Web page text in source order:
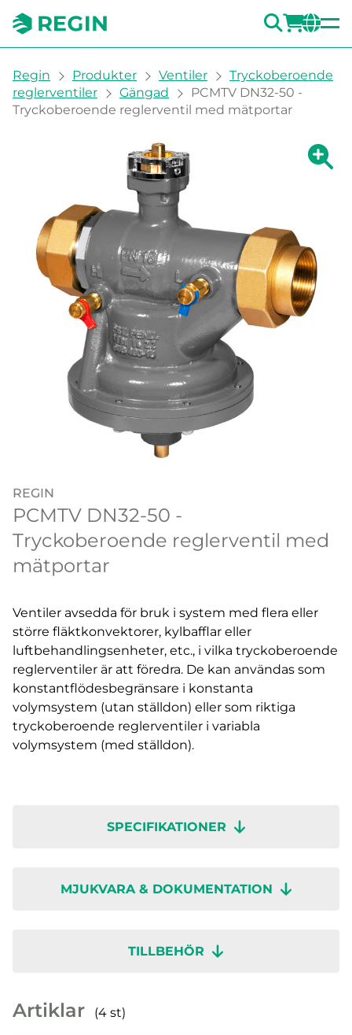
SÖK
You are here:
Regin Produkter Ventiler
Tryckoberoende
reglerventiler
Gängad
PCMTV DN32-50 -
Tryckoberoende reglerventil med mätportar
Visa
REGIN
PCMTV DN32-50 -
Tryckoberoende reglerventil med
mätportar
Ventiler avsedda för bruk i system med flera eller
större fläktkonvektorer, kylbafflar eller
luftbehandlingsenheter, etc., i vilka tryckoberoende
reglerventiler är att föredra. De kan användas som
konstantflödesbegränsare i konstanta
volymsystem (utan ställdon) eller som riktiga
tryckoberoende reglerventiler i variabla
volymsystem (med ställdon).
SPECIFIKATIONER
MJUKVARA & DOKUMENTATION
TILLBEHÖR
Artiklar (4 st)